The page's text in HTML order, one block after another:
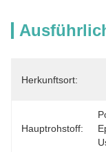
Herkunftsort:
Hauptrohstoff: